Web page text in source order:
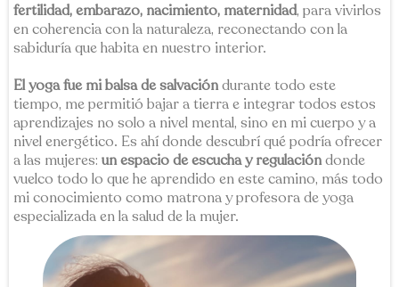
fertilidad, embarazo, nacimiento, maternidad, para vivirlos
en coherencia con la naturaleza, reconectando con la
sabiduría que habita en nuestro interior.
El yoga fue mi balsa de salvacióndurante todo este
tiempo, me permitió bajar a tierra e integrar todos estos
aprendizajes no solo a nivel mental, sino en mi cuerpo y a
nivel energético. Es ahí donde descubrí qué podría ofrecer
a las mujeres: un espacio de escucha y regulacióndonde
vuelco todo lo que he aprendido en este camino, más todo
mi conocimiento como matrona y profesora de yoga
especializada en la salud de la mujer.